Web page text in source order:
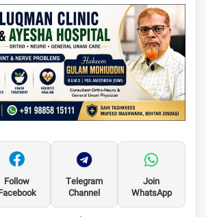
Join
WhatsApp
Telegram
Channel
Follow